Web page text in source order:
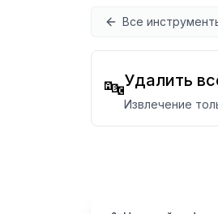
Все
🔤Удалить
Извлечение